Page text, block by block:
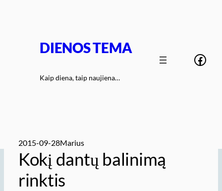
DIENOS TEMA
Kaip diena, taip naujiena…
2015-09-28Marius
Kokį dantų balinimą
rinktis